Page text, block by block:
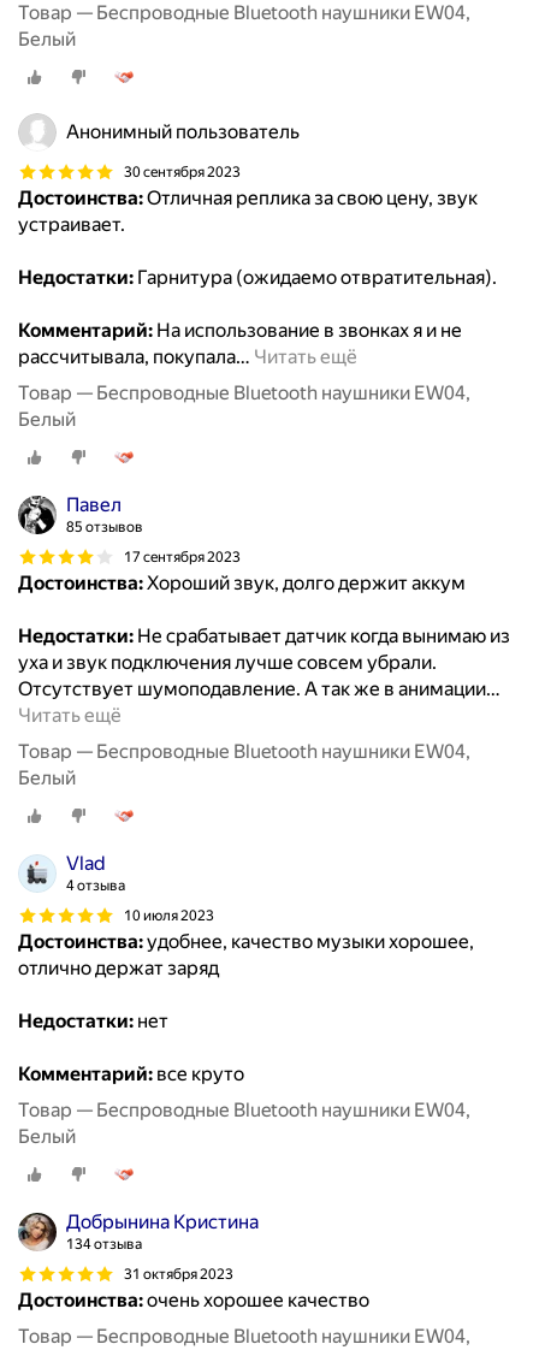
Товар — Беспроводные Bluetooth наушники EW04,
Белый
Анонимный пользователь
30 сентября 2023
Достоинства:Отличная реплика за свою цену, звук
устраивает.
Недостатки: Гарнитура (ожидаемо отвратительная).
Комментарий: На использование в звонках я и не
рассчитывала, покупала… Читать ещё
Товар — Беспроводные Bluetooth наушники EW04,
Белый
Павел
85 отзывов
17 сентября 2023
Достоинства:Хороший звук, долго держит аккум
Недостатки: Не срабатывает датчик когда вынимаю из
уха и звук подключения лучше совсем убрали.
Отсутствует шумоподавление. А так же в анимации…
Читать ещё
Товар — Беспроводные Bluetooth наушники EW04,
Белый
Vlad
4 отзыва
10 июля 2023
Достоинства:удобнее, качество музыки хорошее,
отлично держат заряд
Недостатки: нет
Комментарий: все круто
Товар — Беспроводные Bluetooth наушники EW04,
Белый
Добрынина Кристина
134 отзыва
31 октября 2023
Достоинства:очень хорошее качество
Товар — Беспроводные Bluetooth наушники EW04,